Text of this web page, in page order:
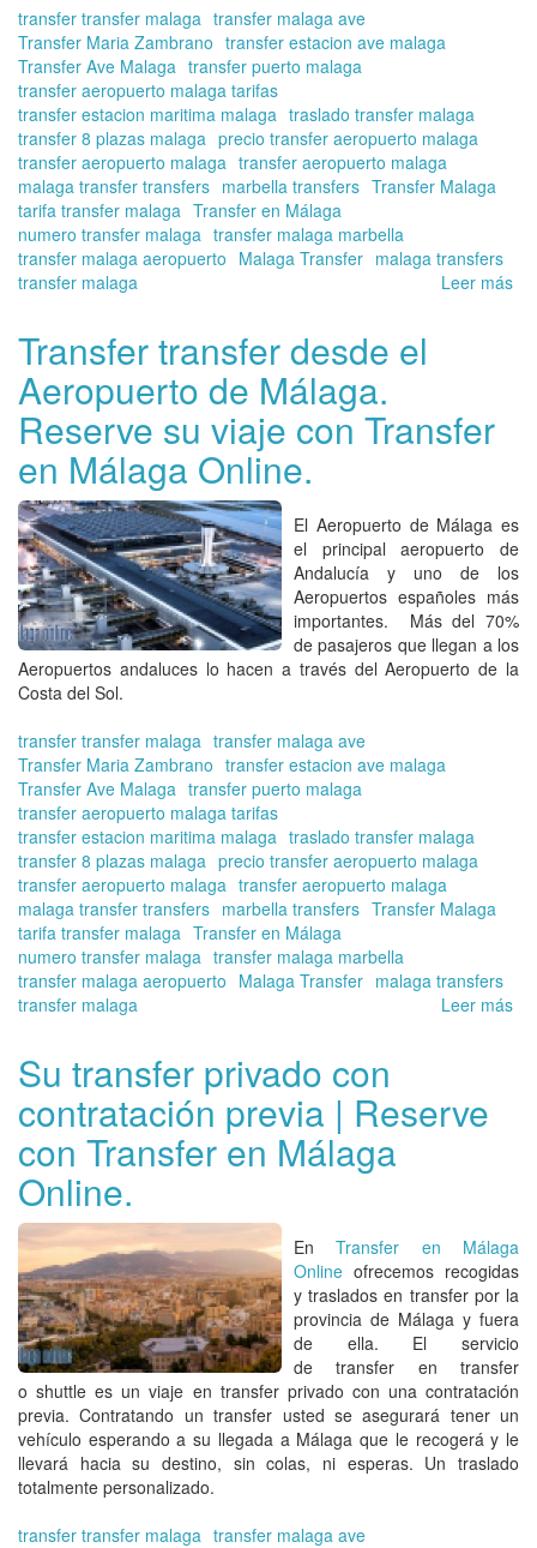
transfer transfer malaga transfer malaga ave
Transfer Maria Zambrano transfer estacion ave malaga
Transfer Ave Malaga transfer puerto malaga
transfer aeropuerto malaga tarifas
transfer estacion maritima malaga traslado transfer malaga
transfer 8 plazas malaga precio transfer aeropuerto malaga
transfer aeropuerto malaga transfer aeropuerto malaga
malaga transfer transfers marbella transfers Transfer Malaga
tarifa transfer malaga Transfer en Málaga
numero transfer malaga transfer malaga marbella
transfer malaga aeropuerto Malaga Transfer malaga transfers
transfer malaga
Leer más
Transfer transfer desde el
Aeropuerto de Málaga.
Reserve su viaje con Transfer
en Málaga Online.
El Aeropuerto de Málaga es
el principal aeropuerto de
Andalucía y uno de los
Aeropuertos españoles más
importantes. Más del 70%
de pasajeros que llegan a los
Aeropuertos andaluces lo hacen a través del Aeropuerto de la
Costa del Sol.
transfer transfer malaga transfer malaga ave
Transfer Maria Zambrano transfer estacion ave malaga
Transfer Ave Malaga transfer puerto malaga
transfer aeropuerto malaga tarifas
transfer estacion maritima malaga traslado transfer malaga
transfer 8 plazas malaga precio transfer aeropuerto malaga
transfer aeropuerto malaga transfer aeropuerto malaga
malaga transfer transfers marbella transfers Transfer Malaga
tarifa transfer malaga Transfer en Málaga
numero transfer malaga transfer malaga marbella
transfer malaga aeropuerto Malaga Transfer malaga transfers
transfer malaga
Leer más
en
Su transfer privado con
contratación previa | Reserve
con Transfer en Málaga
Online.
EnTransfer en Málaga
Online ofrecemos recogidas
y traslados en transfer por la
provincia de Málaga y fuera
de ella. El servicio
detransfer en transfer
oshuttlees unviaje en transfer privado con una contratación
previa.Contratando untransfer usted se asegurará tener un
vehículo esperando a su llegada a Málagaque le recogerá y le
llevará hacia su destino, sin colas, ni esperas. Un traslado
totalmente personalizado.
transfer transfer malaga transfer malaga ave